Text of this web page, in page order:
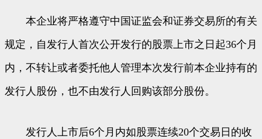
本企业将严格遵守中国证监会和证券交易所的有关
规定，自发行人首次公开发行的股票上市之日起36个月
内，不转让或者委托他人管理本次发行前本企业持有的
发行人股份，也不由发行人回购该部分股份。
发行人上市后6个月内如股票连续20个交易日的收